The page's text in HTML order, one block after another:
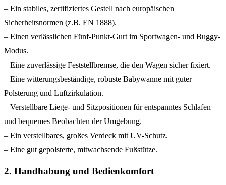
– Ein stabiles, zertifiziertes Gestell nach europäischen
Sicherheitsnormen (z.B. EN 1888).
– Einen verlässlichen Fünf-Punkt-Gurt im Sportwagen- und Buggy-
Modus.
– Eine zuverlässige Feststellbremse, die den Wagen sicher fixiert.
– Eine witterungsbeständige, robuste Babywanne mit guter
Polsterung und Luftzirkulation.
– Verstellbare Liege- und Sitzpositionen für entspanntes Schlafen
und bequemes Beobachten der Umgebung.
– Ein verstellbares, großes Verdeck mit UV-Schutz.
– Eine gut gepolsterte, mitwachsende Fußstütze.
2. Handhabung und Bedienkomfort